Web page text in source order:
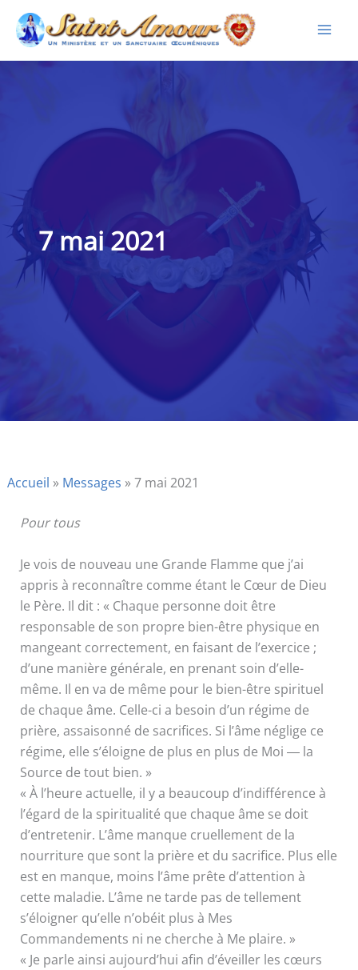
Aller
contenu
7 mai 2021
Accueil » Messages »7 mai 2021
Pour tous
Je vois de nouveau une Grande Flamme que j’ai
appris à reconnaître comme étant le Cœur de Dieu
le Père. Il dit : « Chaque personne doit être
responsable de son propre bien-être physique en
mangeant correctement, en faisant de l’exercice ;
d’une manière générale, en prenant soin d’elle-
même. Il en va de même pour le bien-être spirituel
de chaque âme. Celle-ci a besoin d’un régime de
prière, assaisonné de sacrifices. Si l’âme néglige ce
régime, elle s’éloigne de plus en plus de Moi ― la
Source de tout bien. »
« À l’heure actuelle, il y a beaucoup d’indifférence à
l’égard de la spiritualité que chaque âme se doit
d’entretenir. L’âme manque cruellement de la
nourriture que sont la prière et du sacrifice. Plus elle
est en manque, moins l’âme prête d’attention à
cette maladie. L’âme ne tarde pas de tellement
s’éloigner qu’elle n’obéit plus à Mes
Commandements ni ne cherche à Me plaire. »
« Je parle ainsi aujourd’hui afin d’éveiller les cœurs